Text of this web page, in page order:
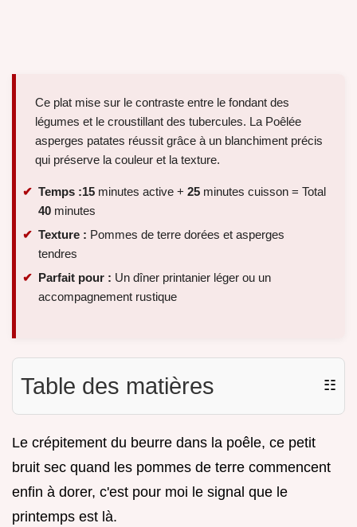
Ce plat mise sur le contraste entre le fondant des
légumes et le croustillant des tubercules. La Poêlée
asperges patates réussit grâce à un blanchiment précis
qui préserve la couleur et la texture.
Temps :15 minutes active + 25 minutes cuisson = Total
40 minutes
Texture : Pommes de terre dorées et asperges
tendres
Parfait pour : Un dîner printanier léger ou un
accompagnement rustique
Table des matières ☷
Le crépitement du beurre dans la poêle, ce petit
bruit sec quand les pommes de terre commencent
enfin à dorer, c'est pour moi le signal que le
printemps est là.